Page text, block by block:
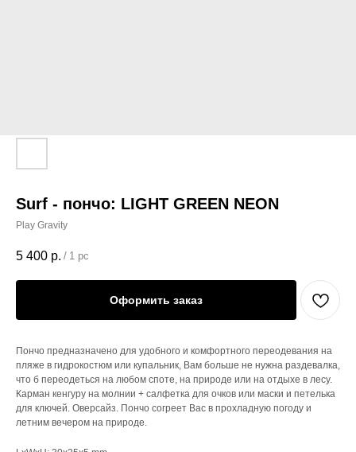
Surf - пончо: LIGHT GREEN NEON
Play Gravity
5 400 р. / 1 pc
Оформить заказ
Пончо предназначено для удобного и комфортного переодевания на
пляже в гидрокостюм или купальник, Вам больше не нужна раздевалка,
что б переодеться на любом споте, на природе или на отдыхе в лесу.
Карман кенгуру на молнии + салфетка для очков или маски и петелька
для ключей. Оверсайз. Пончо согреет Вас в прохладную погоду и
летним вечером на природе.